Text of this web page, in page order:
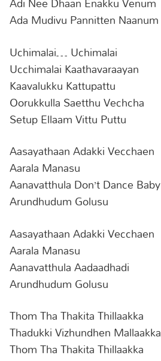
Ada Mudivu Pannitten Naanum
Uchimalai… Uchimalai
Ucchimalai Kaathavaraayan
Kaavalukku Kattupattu
Oorukkulla Saetthu Vechcha
Setup Ellaam Vittu Puttu
Aasayathaan Adakki Vecchaen
Aarala Manasu
Aanavatthula Don’t Dance Baby
Arundhudum Golusu
Aasayathaan Adakki Vecchaen
Aarala Manasu
Aanavatthula Aadaadhadi
Arundhudum Golusu
Thom Tha Thakita Thillaakka
Thadukki Vizhundhen Mallaakka
Thom Tha Thakita Thillaakka